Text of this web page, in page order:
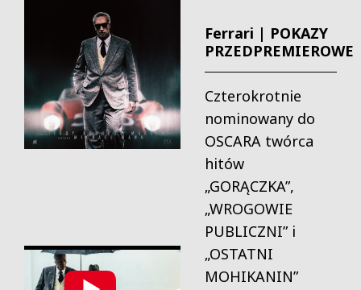
Ferrari | POKAZY
PRZEDPREMIEROWE
Czterokrotnie
nominowany do
OSCARA twórca
hitów
„GORĄCZKA”,
„WROGOWIE
PUBLICZNI” i
„OSTATNI
MOHIKANIN”